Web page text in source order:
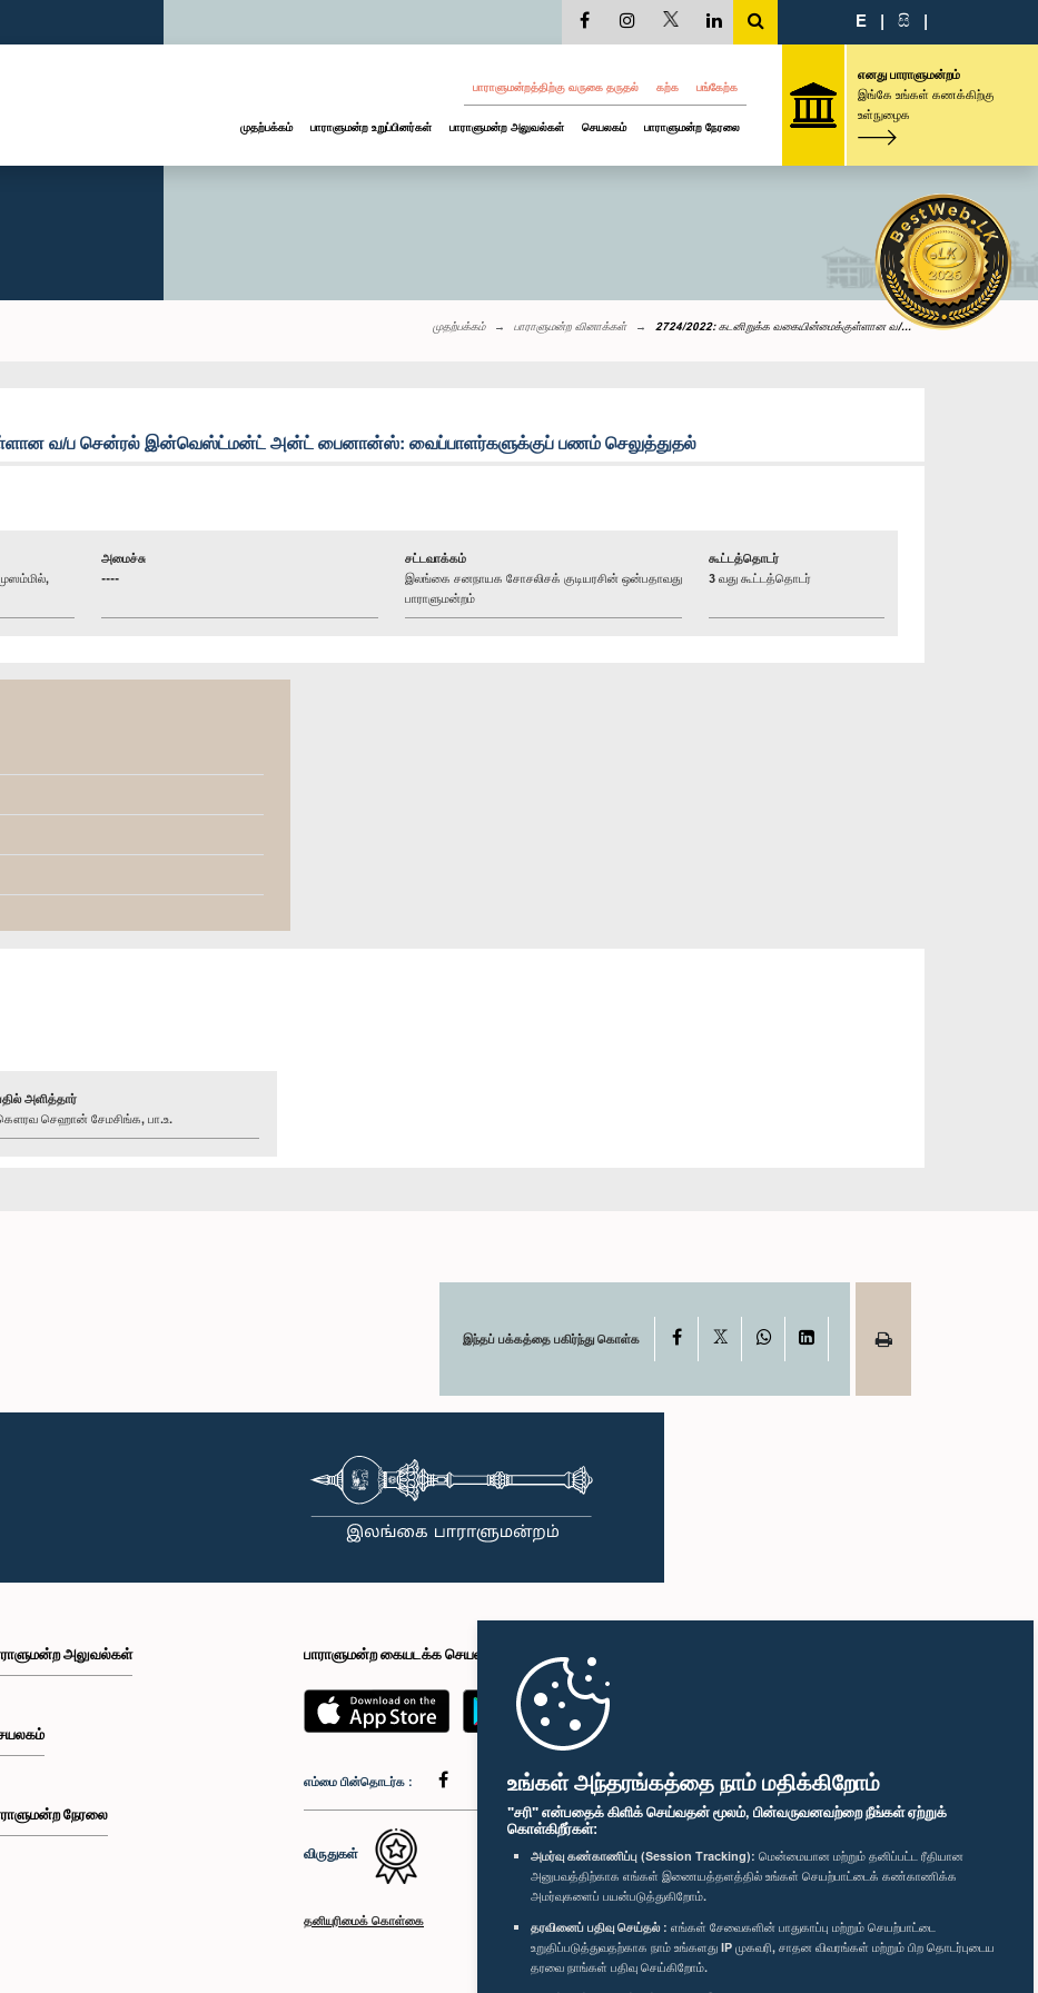
உங்கள் அந்தரங்கத்தை நாம் மதிக்கிறோம்
"சரி" என்பதைக் கிளிக் செய்வதன் மூலம், பின்வருவனவற்றை நீங்கள் ஏற்றுக்
கொள்கிறீர்கள்:
அமர்வு கண்காணிப்பு (Session Tracking): மென்மையான மற்றும் தனிப்பட்ட ரீதியான
அனுபவத்திற்காக எங்கள் இணையத்தளத்தில் உங்கள் செயற்பாட்டைக் கண்காணிக்க
அமர்வுகளைப் பயன்படுத்துகிறோம்.
தரவினைப் பதிவு செய்தல் : எங்கள் சேவைகளின் பாதுகாப்பு மற்றும் செயற்பாட்டை
உறுதிப்படுத்துவதற்காக நாம் உங்களது IP முகவரி, சாதன விவரங்கள் மற்றும் பிற தொடர்புடைய
தரவை நாங்கள் பதிவு செய்கிறோம்.
E | සි |
பாராளுமன்றத்திற்கு வருகை தருதல் கற்க பங்கேற்க
முதற்பக்கம் பாராளுமன்ற உறுப்பினர்கள் பாராளுமன்ற அலுவல்கள் செயலகம் பாராளுமன்ற நேரலை
எனது பாராளுமன்றம்
இங்கே உங்கள் கணக்கிற்கு
உள்நுழைக
முதற்பக்கம் பாராளுமன்ற வினாக்கள் 2724/2022: கடனிறுக்க வகையின்மைக்குள்ளான வ/...
வ/ப சென்ரல் இன்வெஸ்ட்மன்ட் அன்ட் பைனான்ஸ்: வைப்பாளர்களுக்குப் பணம் செலுத்துதல்
அமைச்சு
----
சட்டவாக்கம்
இலங்கை சனநாயக சோசலிசக் குடியரசின் ஒன்பதாவது
பாராளுமன்றம்
கூட்டத்தொடர்
3 வது கூட்டத்தொடர்
அளித்தார்
செஹான் சேமசிங்க, பா.உ.
இந்தப் பக்கத்தை பகிர்ந்து கொள்க Facebook WhatsAppLinkedIn
அலுவல்கள்
நேரலை
பாராளுமன்ற கையடக்க செயலி
எம்மை பின்தொடர்க :
விருதுகள்
தனியுரிமைக் கொள்கை